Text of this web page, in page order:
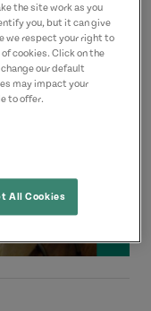
the site work as you
you, but it can give
we respect your right to
cookies. Click on the
our default
may impact your
to offer.
All Cookies